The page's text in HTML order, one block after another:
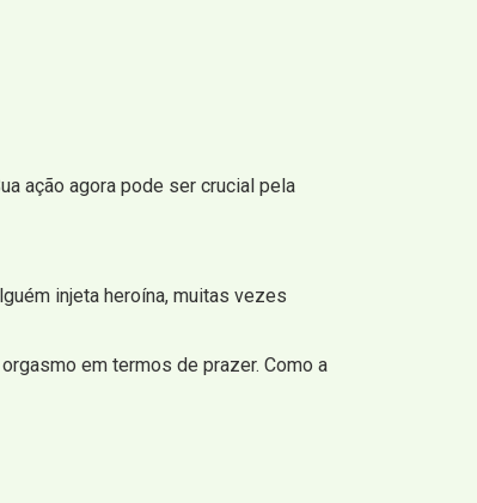
ação agora pode ser crucial pela
injeta heroína, muitas vezes
em termos de prazer. Como a